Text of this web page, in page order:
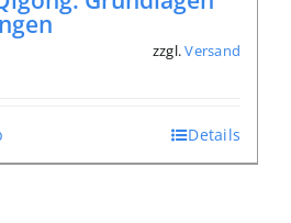
zzgl.Versand
Details